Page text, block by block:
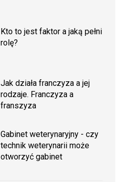
Kto to jest faktor a jaką pełni
rolę?
Jak działa franczyza a jej
rodzaje. Franczyza a
franszyza
Gabinet weterynaryjny - czy
technik weterynarii może
otworzyć gabinet